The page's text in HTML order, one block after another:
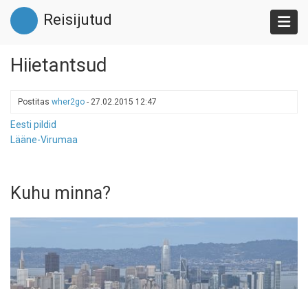
Liigu
edasi
põhisisu
Reisijutud
Hiietantsud
Postitas wher2go - 27.02.2015 12:47
Eesti pildid
Lääne-Virumaa
Kuhu minna?